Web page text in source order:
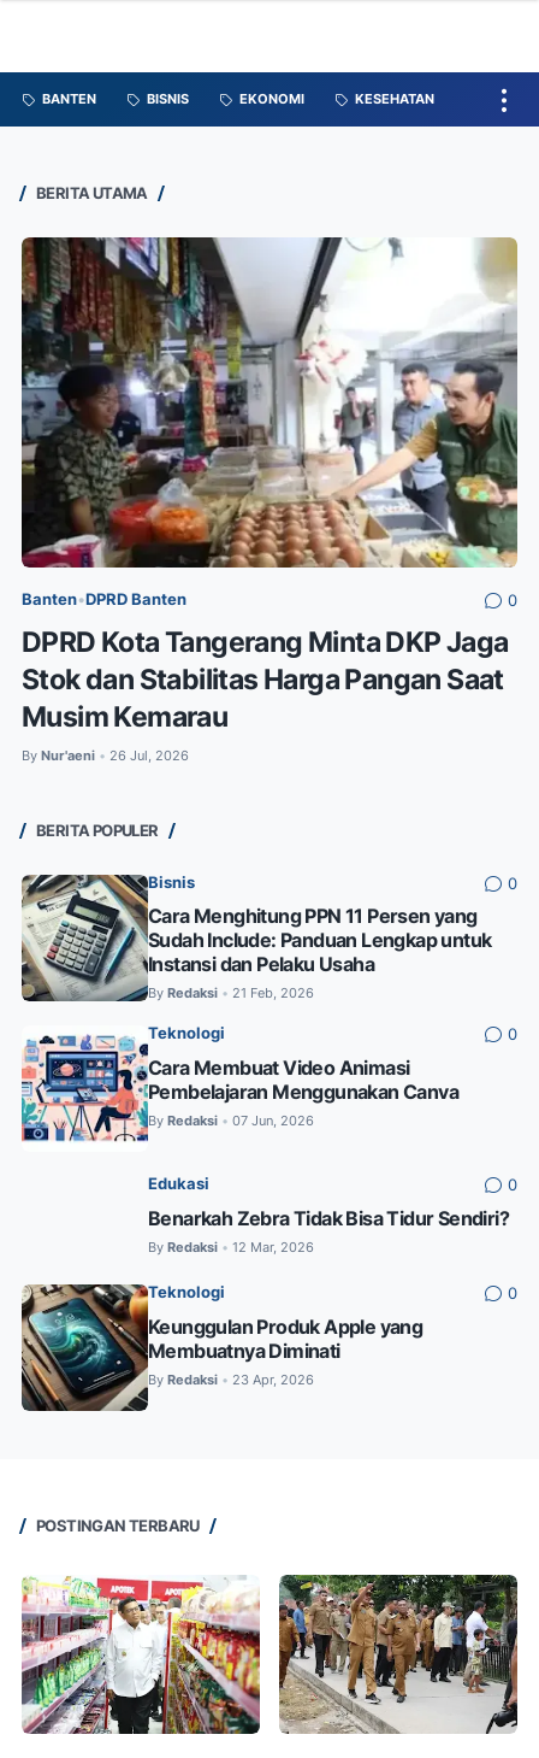
BANTEN BISNIS EKONOMI KESEHATAN
BERITA UTAMA
Banten•DPRD Banten 0
DPRD Kota Tangerang Minta DKP Jaga
Stok dan Stabilitas Harga Pangan Saat
Musim Kemarau
By Nur'aeni • 26 Jul, 2026
BERITA POPULER
Bisnis 0
Cara Menghitung PPN 11 Persen yang
Sudah Include: Panduan Lengkap untuk
Instansi dan Pelaku Usaha
By Redaksi • 21 Feb, 2026
Teknologi 0
Cara Membuat Video Animasi
Pembelajaran Menggunakan Canva
By Redaksi • 07 Jun, 2026
Edukasi 0
Benarkah Zebra Tidak Bisa Tidur Sendiri?
By Redaksi • 12 Mar, 2026
Teknologi 0
Keunggulan Produk Apple yang
Membuatnya Diminati
By Redaksi • 23 Apr, 2026
POSTINGAN TERBARU